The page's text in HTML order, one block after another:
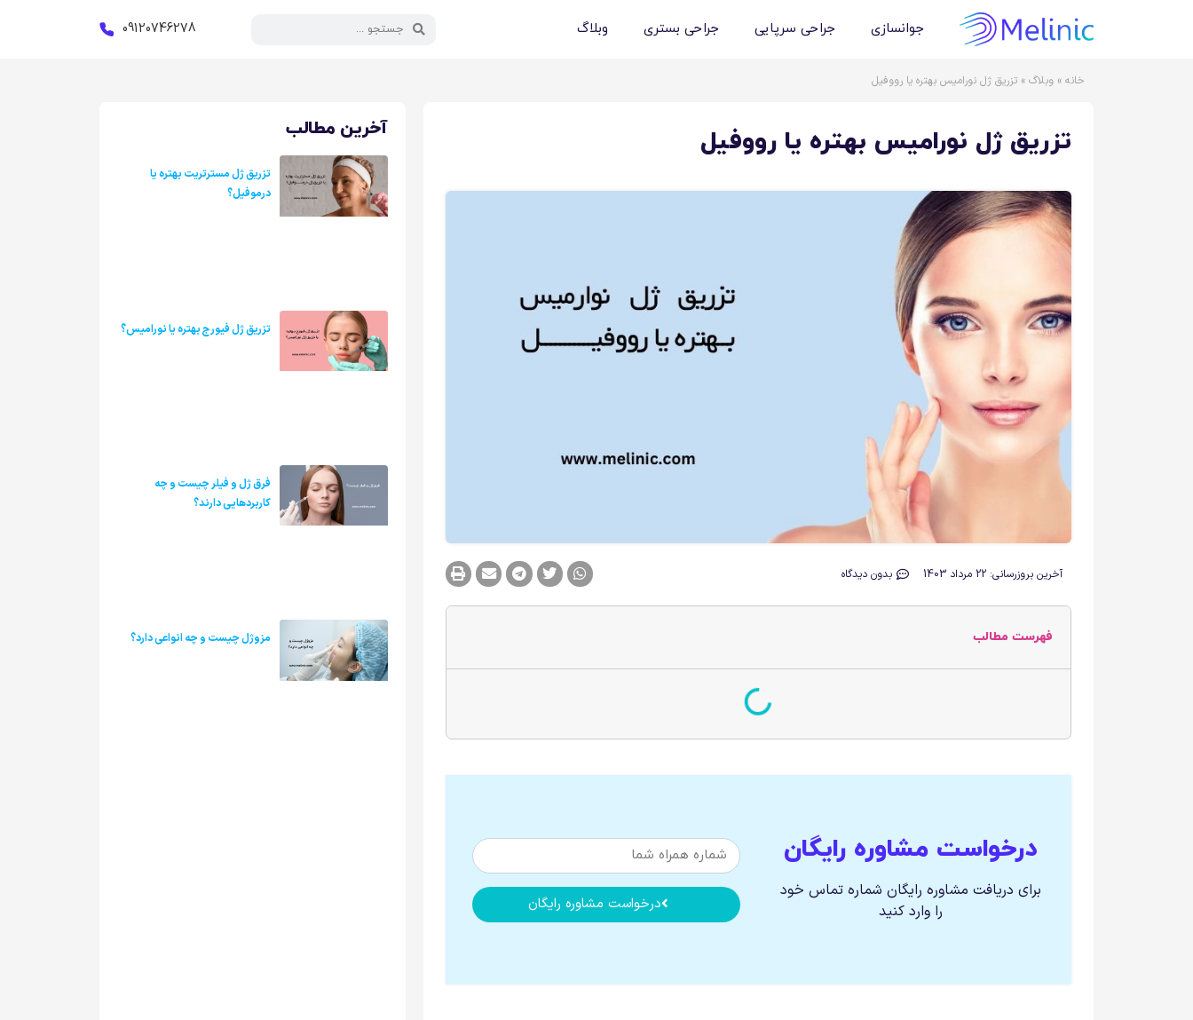
جوانسازی جراحی سرپایی جراحی بستری وبلاگ 09120746278
خانه » وبلاگ » تزریق ژل نورامیس بهتره یا رووفیل
تزریق ژل نورامیس بهتره یا رووفیل
آخرین بروزرسانی: 22 مرداد 1403 بدون دیدگاه
فهرست مطالب
درخواست مشاوره رایگان
برای دریافت مشاوره رایگان شماره تماس خود
را وارد کنید
درخواست مشاوره رایگان
آخرین مطالب
تزریق ژل مسترتریت بهتره یا
درموفیل؟
تزریق ژل فیورج بهتره یا نورامیس؟
فرق ژل و فیلر چیست و چه
کاربردهایی دارند؟
مزوژل چیست و چه انواعی دارد؟